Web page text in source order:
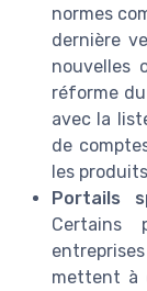
normes
dernière
nouvelles
réforme
avec la
de
les
Portails
Certains
mettent à